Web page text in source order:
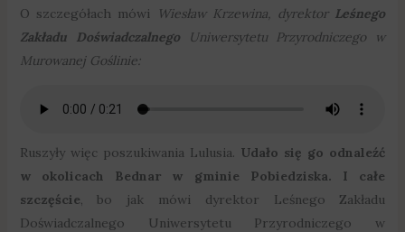
O szczegółach mówi Wiesław Krzewina, dyrektor Leśnego
Zakładu DoświadczalnegoUniwersytetu Przyrodniczego w
Murowanej Goślinie:
Ruszyły więc poszukiwania Lulusia. Udało się go odnaleźć
w okolicach Bednar w gminie Pobiedziska. I całe
szczęście, bo jak mówi dyrektor Leśnego Zakładu
Doświadczalnego Uniwersytetu Przyrodniczego w